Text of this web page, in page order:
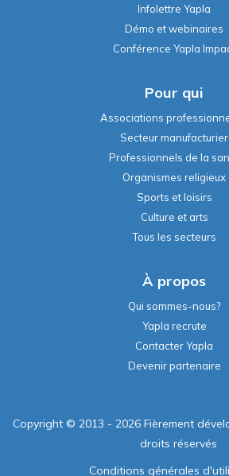
Infolettre Yapla
Démo et webinaires
Conférence Yapla
Pour qui
Associations
Secteur manufacturier
Professionnels de la
Organismes religieux
Sports et loisirs
Culture et arts
Tous les secteurs
À propos
Qui sommes-nous?
Yapla recrute
Contacter Yapla
Devenir partenaire
Copyright © 2013 - 2026 Fièrement
droits réservés
Conditions générales